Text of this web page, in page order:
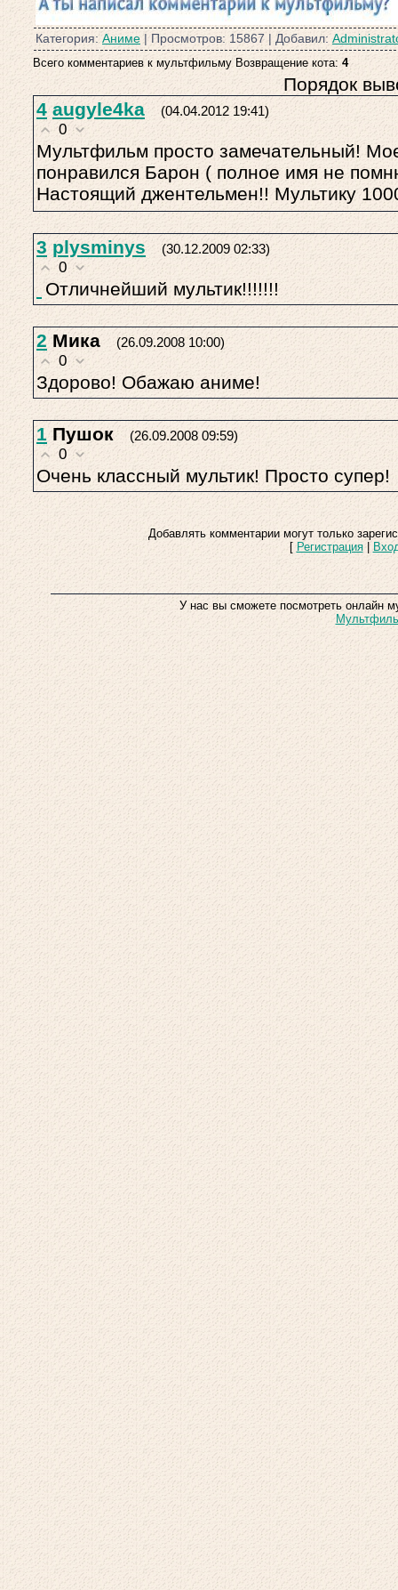
Категория: Аниме | Просмотров: 15867 | Добавил:
Всего комментариев к мультфильму Возвращение кота: 4
Порядок
4 augyle4ka (04.04.2012 19:41)
0
Мультфильм просто замечательный!
понравился Барон ( полное имя не
Настоящий джентельмен!! Мультику
3 plysminys (30.12.2009 02:33)
0
Отличнейший мультик!!!!!!!
2 Мика (26.09.2008 10:00)
0
Здорово! Обажаю аниме!
1 Пушок (26.09.2008 09:59)
0
Очень классный мультик! Просто супер!
Добавлять комментарии могут только
[ Регистрация|
У нас вы сможете посмотреть онлайн